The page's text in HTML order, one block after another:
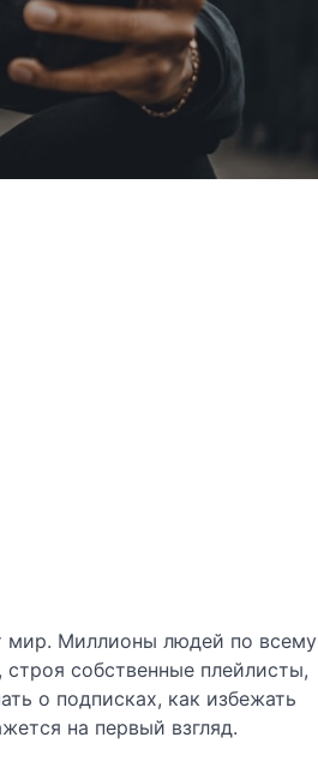
мир. Миллионы людей по всему
собственные плейлисты,
о подписках, как избежать
на первый взгляд.